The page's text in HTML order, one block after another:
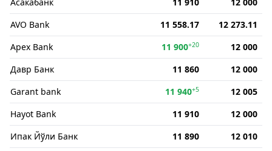
AVO Bank
11 558.17
12 273.11
Apex Bank
11 900+20
12 000
Давр Банк
11 860
12 000
Garant bank
11 940+5
12 005
Hayot Bank
11 910
12 000
Ипак Йўли Банк
11 890
12 010